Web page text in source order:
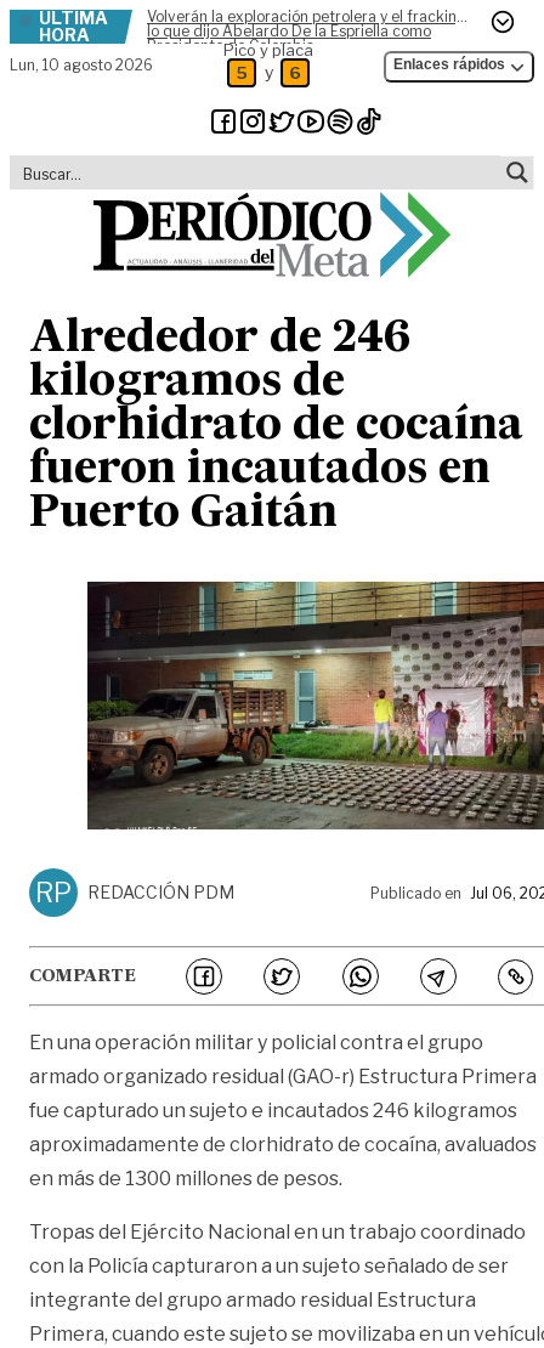
Skip to content
ÚLTIMA
HORA
Volverán la exploración petrolera y el fracking,
lo que dijo Abelardo De la Espriella como
Presidente de Colombia
Lun, 10 agosto 2026
Pico y placa
5 y 6 Enlaces rápidos
Alrededor de 246
kilogramos de
clorhidrato de cocaína
fueron incautados en
Puerto Gaitán
RP REDACCIÓN PDM Publicado en Jul 06,
COMPARTE
En una operación militar y policial contra el grupo
armado organizado residual (GAO-r) Estructura Primera
fue capturado un sujeto e incautados 246 kilogramos
aproximadamente de clorhidrato de cocaína, avaluados
en más de 1300 millones de pesos.
Tropas del Ejército Nacional en un trabajo coordinado
con la Policía capturaron a un sujeto señalado de ser
integrante del grupo armado residual Estructura
Primera, cuando este sujeto se movilizaba en un